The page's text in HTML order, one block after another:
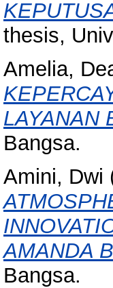
thesis,
Amelia,
LAYANAN
Bangsa.
Amini, Dwi
AMANDA
Bangsa.